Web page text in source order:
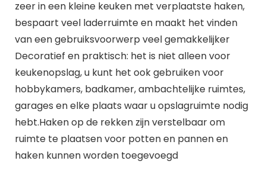
zeer in een kleine keuken met verplaatste haken,
bespaart veel laderruimte en maakt het vinden
van een gebruiksvoorwerp veel gemakkelijker
Decoratief en praktisch: het is niet alleen voor
keukenopslag, u kunt het ook gebruiken voor
hobbykamers, badkamer, ambachtelijke ruimtes,
garages en elke plaats waar u opslagruimte nodig
hebt.Haken op de rekken zijn verstelbaar om
ruimte te plaatsen voor potten en pannen en
haken kunnen worden toegevoegd